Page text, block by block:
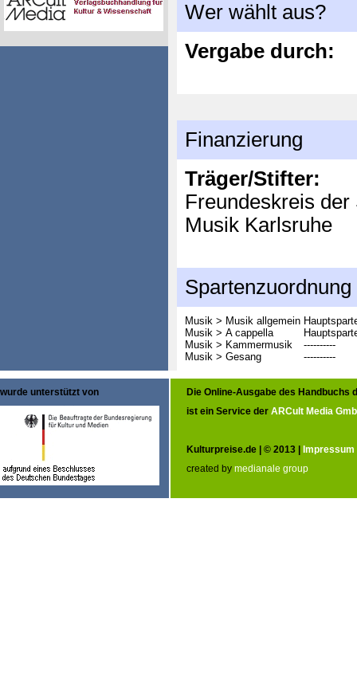
Wer wählt aus?
Vergabe durch:
Finanzierung
Träger/Stifter:
Freundeskreis
Musik Karlsruhe
Spartenzuordnung
Musik > Musik allgemein
Musik > A cappella
Musik > Kammermusik
----------
Musik > Gesang
----------
wurde unterstützt von
Die Online-Ausgabe des Handbuchs
ist ein Service der ARCult Media
Kulturpreise.de | © 2013 | Impressum
created by medianale group